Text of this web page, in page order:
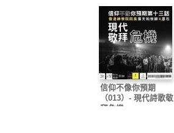
信仰不像你預期
（013）- 現代詩歌敬
拜危機